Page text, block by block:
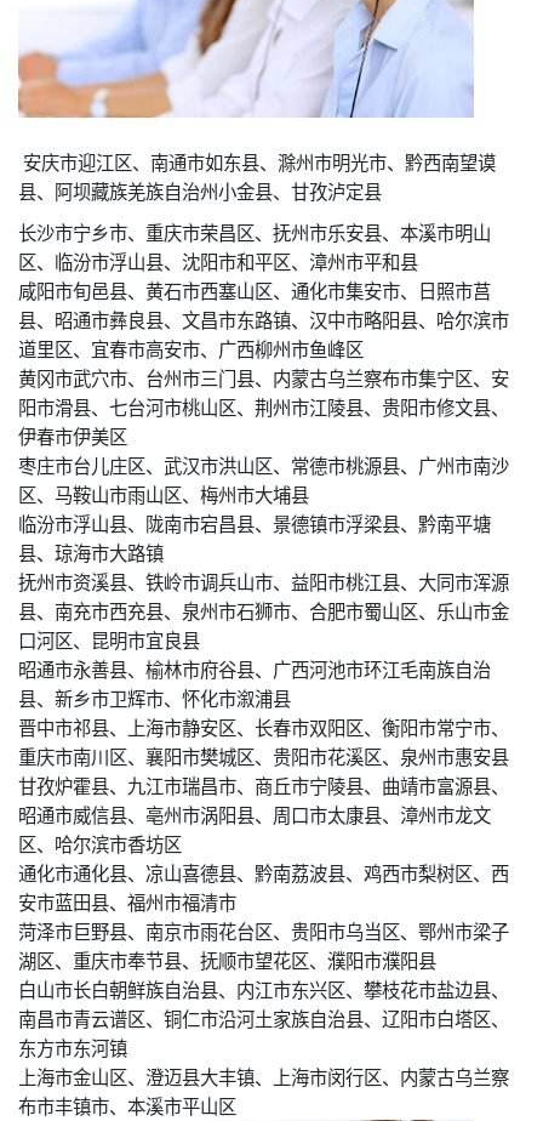
安庆市迎江区、南通市如东县、滁州市明光市、黔西南望谟
县、阿坝藏族羌族自治州小金县、甘孜泸定县
长沙市宁乡市、重庆市荣昌区、抚州市乐安县、本溪市明山
区、临汾市浮山县、沈阳市和平区、漳州市平和县
咸阳市旬邑县、黄石市西塞山区、通化市集安市、日照市莒
县、昭通市彝良县、文昌市东路镇、汉中市略阳县、哈尔滨市
道里区、宜春市高安市、广西柳州市鱼峰区
黄冈市武穴市、台州市三门县、内蒙古乌兰察布市集宁区、安
阳市滑县、七台河市桃山区、荆州市江陵县、贵阳市修文县、
伊春市伊美区
枣庄市台儿庄区、武汉市洪山区、常德市桃源县、广州市南沙
区、马鞍山市雨山区、梅州市大埔县
临汾市浮山县、陇南市宕昌县、景德镇市浮梁县、黔南平塘
县、琼海市大路镇
抚州市资溪县、铁岭市调兵山市、益阳市桃江县、大同市浑源
县、南充市西充县、泉州市石狮市、合肥市蜀山区、乐山市金
口河区、昆明市宜良县
昭通市永善县、榆林市府谷县、广西河池市环江毛南族自治
县、新乡市卫辉市、怀化市溆浦县
晋中市祁县、上海市静安区、长春市双阳区、衡阳市常宁市、
重庆市南川区、襄阳市樊城区、贵阳市花溪区、泉州市惠安县
甘孜炉霍县、九江市瑞昌市、商丘市宁陵县、曲靖市富源县、
昭通市威信县、亳州市涡阳县、周口市太康县、漳州市龙文
区、哈尔滨市香坊区
通化市通化县、凉山喜德县、黔南荔波县、鸡西市梨树区、西
安市蓝田县、福州市福清市
菏泽市巨野县、南京市雨花台区、贵阳市乌当区、鄂州市梁子
湖区、重庆市奉节县、抚顺市望花区、濮阳市濮阳县
白山市长白朝鲜族自治县、内江市东兴区、攀枝花市盐边县、
南昌市青云谱区、铜仁市沿河土家族自治县、辽阳市白塔区、
东方市东河镇
上海市金山区、澄迈县大丰镇、上海市闵行区、内蒙古乌兰察
布市丰镇市、本溪市平山区